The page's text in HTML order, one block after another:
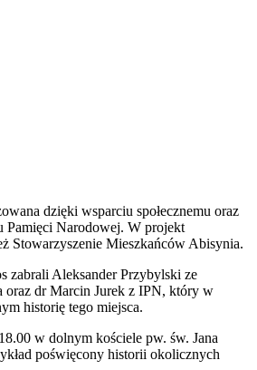
dzięki wsparciu społecznemu oraz
Pamięci Narodowej. W projekt
Stowarzyszenie Mieszkańców Abisynia.
zabrali Aleksander Przybylski ze
oraz dr Marcin Jurek z IPN, który w
historię tego miejsca.
w dolnym kościele pw. św. Jana
poświęcony historii okolicznych